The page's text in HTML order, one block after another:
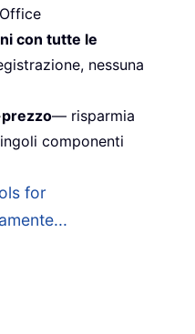
con tutte le
nessuna
— risparmia
componenti
for